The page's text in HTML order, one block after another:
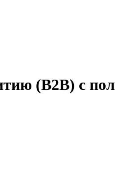
(B2B) с